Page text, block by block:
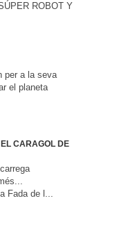
ROBOT Y
per a la seva
el planeta
CARAGOL DE
Fada de l...